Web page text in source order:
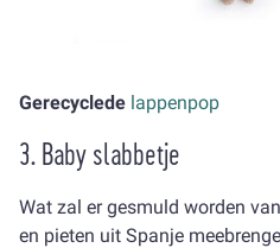
Gerecyclede lappenpop
3. Baby slabbetje
Wat zal er gesmuld worden
en pieten uit Spanje